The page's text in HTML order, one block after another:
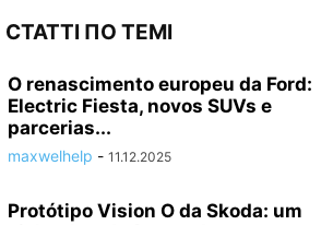
СТАТТІ ПО ТЕМІ
O renascimento europeu da Ford:
Electric Fiesta, novos SUVs e
parcerias...
maxwelhelp - 11.12.2025
Protótipo Vision O da Skoda: um